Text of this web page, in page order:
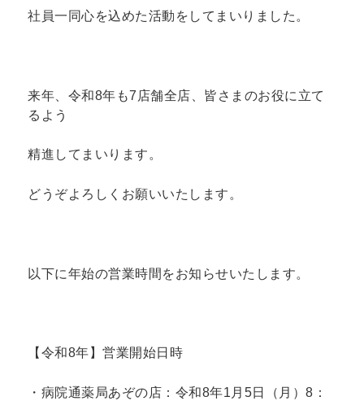
社員一同心を込めた活動をしてまいりました。
来年、令和8年も7店舗全店、皆さまのお役に立て
るよう
精進してまいります。
どうぞよろしくお願いいたします。
以下に年始の営業時間をお知らせいたします。
【令和8年】営業開始日時
・病院通薬局あぞの店：令和8年1月5日（月）8：